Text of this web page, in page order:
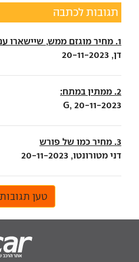
תגובות לכתבה
1. מחיר מוגזם ממש, שיישארו עם המלאי שלהם לנצח
דן, 20-11-2023
2. ממתין במתח:
G, 20-11-2023
3. מחיר כמו של פורש
דני מטורונטו, 20-11-2023
טען